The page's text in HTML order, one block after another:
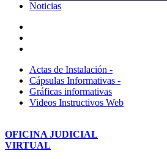
Noticias
Actas de Instalación -
Cápsulas Informativas -
Gráficas informativas
Videos Instructivos Web
OFICINA JUDICIAL
VIRTUAL